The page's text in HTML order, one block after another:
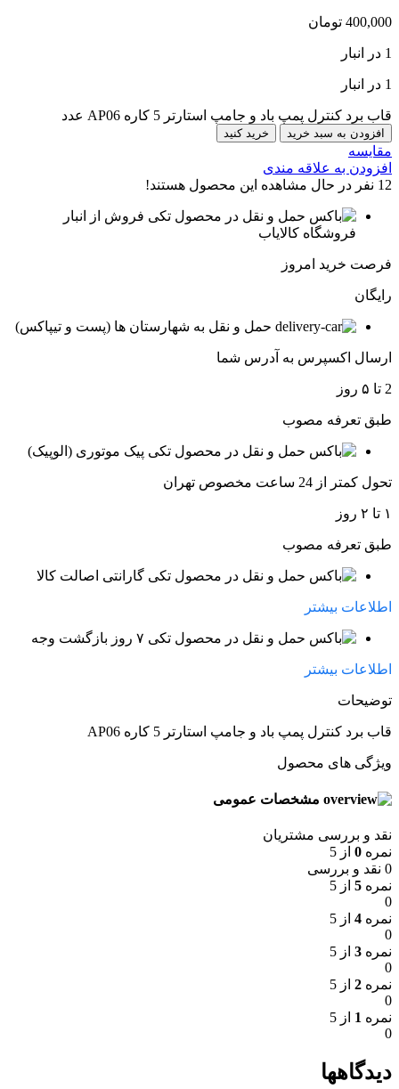
400,000 تومان
1 در انبار
1 در انبار
قاب برد کنترل پمپ باد و جامپ استارتر 5 کاره AP06 عدد
افزودن به سبد خرید خرید کنید
مقایسه
افزودن به علاقه مندی
12 نفر در حال مشاهده این محصول هستند!
فروش از انبار
فروشگاه کالایاب
فرصت خرید امروز
رایگان
حمل و نقل به شهارستان ها (پست و تیپاکس)
ارسال اکسپرس به آدرس شما
2 تا ۵ روز
طبق تعرفه مصوب
پیک موتوری (الوپیک)
تحول کمتر از 24 ساعت مخصوص تهران
۱ تا ۲ روز
طبق تعرفه مصوب
گارانتی اصالت کالا
اطلاعات بیشتر
۷ روز بازگشت وجه
اطلاعات بیشتر
توضیحات
قاب برد کنترل پمپ باد و جامپ استارتر 5 کاره AP06
ویژگی های محصول
مشخصات عمومی
نقد و بررسی مشتریان
نمره 0 از 5
0 نقد و بررسی
نمره 5 از 5
0
نمره 4 از 5
0
نمره 3 از 5
0
نمره 2 از 5
0
نمره 1 از 5
0
دیدگاهها